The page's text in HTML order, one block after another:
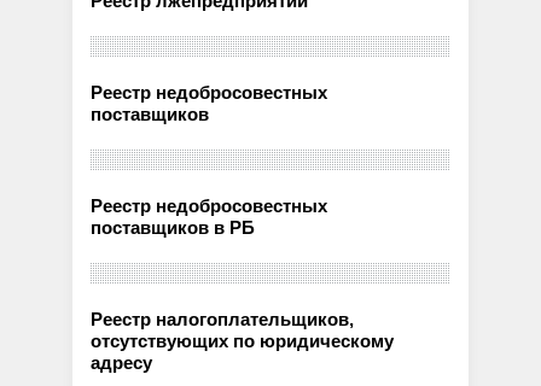
Реестр недобросовестных
поставщиков
Реестр недобросовестных
поставщиков в РБ
Реестр налогоплательщиков,
отсутствующих по юридическому
адресу